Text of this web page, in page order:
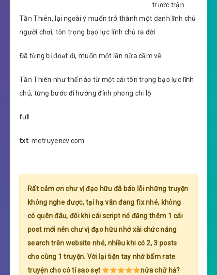
trước trận
Tần Thiên, lại ngoài ý muốn trở thành một danh lĩnh chủ
người chơi, tôn trọng bạo lực lĩnh chủ ra đời
Đã từng bị đoạt đi, muốn một lần nữa cầm về
Tần Thiên như thế nào từ một cái tôn trọng bạo lực lĩnh
chủ, từng bước đi hướng đỉnh phong chi lộ
full.
txt: metruyencv.com
Rất cảm ơn chư vị đạo hữu đã báo lỗi những truyện
không nghe được, tại hạ vẫn đang fix nhé, không
có quên đâu, đôi khi cái script nó đăng thêm 1 cái
post mới nên chư vị đạo hữu nhớ xài chức năng
search trên website nhé, nhiều khi có 2, 3 posts
cho cùng 1 truyện. Với lại tiện tay nhớ bấm rate
truyện cho có tí sao sẹt
nữa chứ hả?